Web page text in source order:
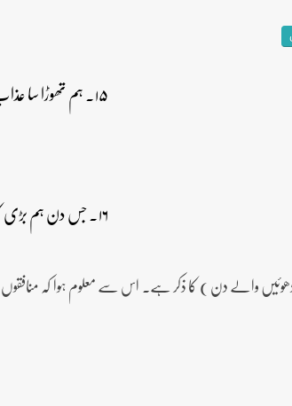
۱۵۔ ہم تھوڑا سا عذاب ہٹا دیتے ہیں، تم یقینا وہی کچھ کرو گے جو پہلے کیا کرتے تھے۔
۱۶۔ جس دن ہم بڑی کاری ضرب لگائیں گے ہم (اس دن) انتقام لینے والے ہیں۔
والے دن ) کا ذکر ہے۔ اس سے معلوم ہوا کہ